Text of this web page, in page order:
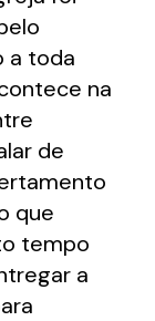
a toda
na
de
que
tempo
a